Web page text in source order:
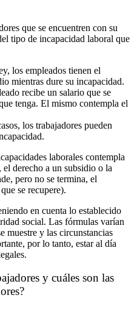
que se encuentren con su
tipo de incapacidad laboral que
los empleados tienen el
mientras dure su incapacidad.
recibe un salario que se
tenga. El mismo contempla el
los trabajadores pueden
laborales contempla
el derecho a un subsidio o la
pero no se termina, el
se recupere).
en cuenta lo establecido
social. Las fórmulas varían
muestre y las circunstancias
por lo tanto, estar al día
y cuáles son las